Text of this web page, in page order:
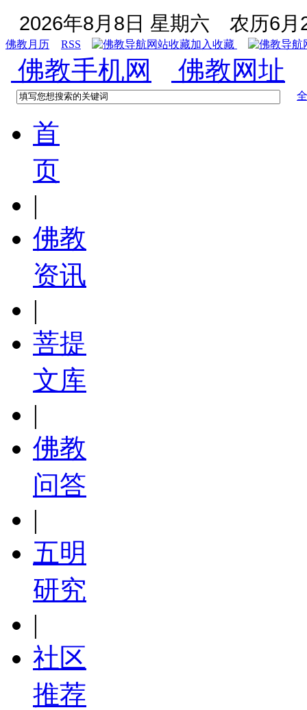
2026年8月8日 星期六 农历6月
佛教月历 RSS 加入收藏
佛教手机网 佛教网址
首
页
|
佛教
资讯
|
菩提
文库
|
佛教
问答
|
五明
研究
|
社区
推荐